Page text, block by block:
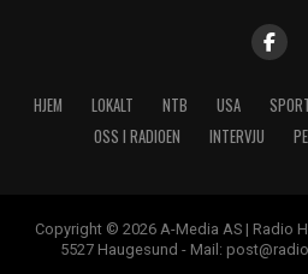
HJEM LOKALT NTB USA
OSS I RADIOEN
INTERVJU
Copyright © 2026 A-Media AS | Radio
5527 Haugesund - Mail: